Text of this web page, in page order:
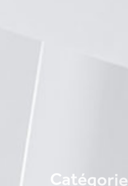
Catégorie